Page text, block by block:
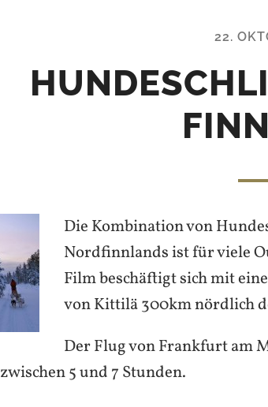
22.
Die Kombination von
Nordfinnlands ist für viele
Film beschäftigt sich mit
von Kittilä 300km nördlich
Der Flug von Frankfurt am
zwischen 5 und 7 Stunden.